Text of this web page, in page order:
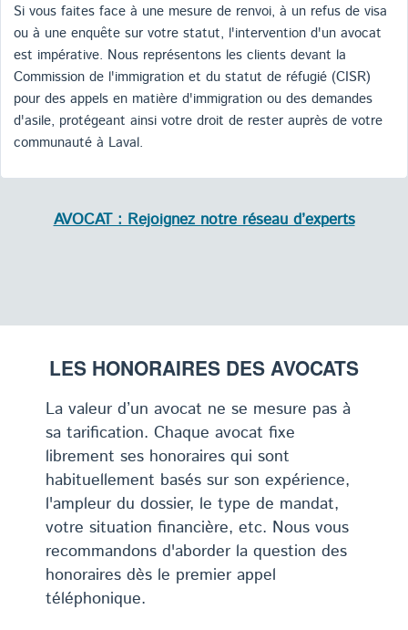
Si vous faites face à une mesure de renvoi, à un refus de visa
ou à une enquête sur votre statut, l'intervention d'un avocat
est impérative. Nous représentons les clients devant la
Commission de l'immigration et du statut de réfugié (CISR)
pour des appels en matière d'immigration ou des demandes
d'asile, protégeant ainsi votre droit de rester auprès de votre
communauté à Laval.
AVOCAT : Rejoignez notre réseau d’experts
LES HONORAIRES DES AVOCATS
La valeur d’un avocat ne se mesure pas à
sa tarification. Chaque avocat fixe
librement ses honoraires qui sont
habituellement basés sur son expérience,
l'ampleur du dossier, le type de mandat,
votre situation financière, etc. Nous vous
recommandons d'aborder la question des
honoraires dès le premier appel
téléphonique.